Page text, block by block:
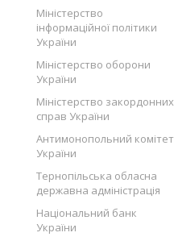
Міністерство
інформаційної політики
України
Міністерство оборони
України
Міністерство закордонних
справ України
Антимонопольний комітет
України
Тернопільська обласна
державна адміністрація
Національний банк
України